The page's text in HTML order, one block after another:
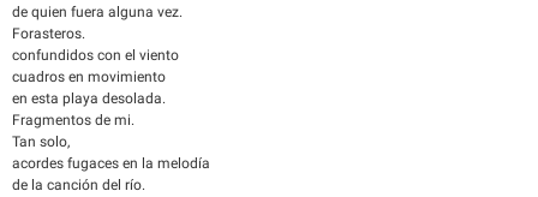
de quien fuera alguna vez.
Forasteros.
confundidos con el viento
cuadros en movimiento
en esta playa desolada.
Fragmentos de mi.
Tan solo,
acordes fugaces en la melodía
de la canción del río.